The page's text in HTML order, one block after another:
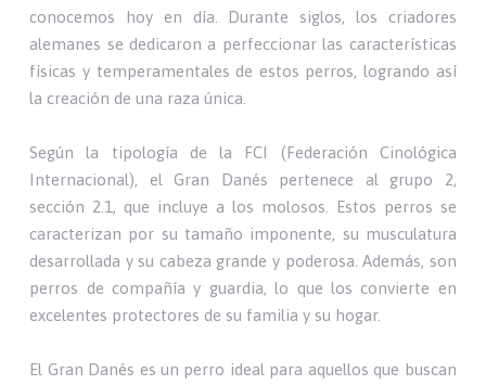
conocemos hoy en día. Durante siglos, los criadores
alemanes se dedicaron a perfeccionar las características
físicas y temperamentales de estos perros, logrando así
la creación de una raza única.
Según la tipología de la FCI (Federación Cinológica
Internacional), el Gran Danés pertenece al grupo 2,
sección 2.1, que incluye a los molosos. Estos perros se
caracterizan por su tamaño imponente, su musculatura
desarrollada y su cabeza grande y poderosa. Además, son
perros de compañía y guardia, lo que los convierte en
excelentes protectores de su familia y su hogar.
El Gran Danés es un perro ideal para aquellos que buscan